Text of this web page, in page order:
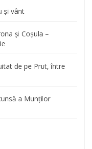
și vânt
și Coșula –
de pe Prut, între
a Munților